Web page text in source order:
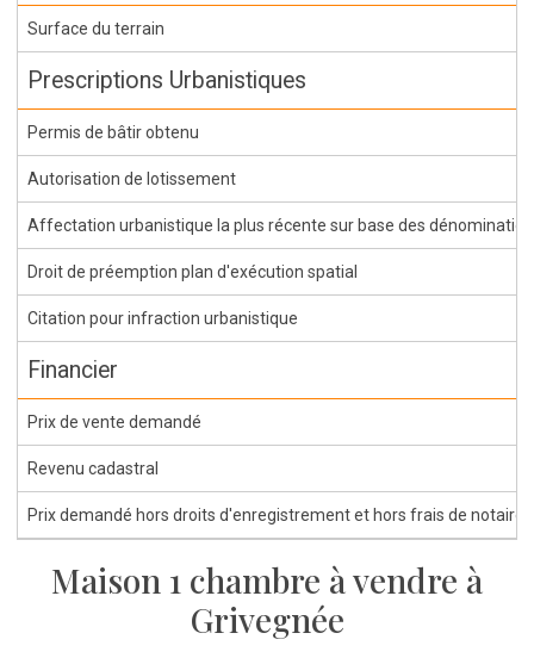
Surface du terrain
Prescriptions Urbanistiques
Permis de bâtir obtenu
Autorisation de lotissement
Affectation urbanistique la plus récente sur base des
Droit de préemption plan d'exécution spatial
Citation pour infraction urbanistique
Financier
Prix de vente demandé
Revenu cadastral
Prix demandé hors droits d'enregistrement et hors frais de notaire
Maison 1 chambre à vendre à
Grivegnée